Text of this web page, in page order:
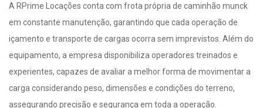
A RPrime Locações conta com frota própria de caminhão munck
em constante manutenção, garantindo que cada operação de
içamento e transporte de cargas ocorra sem imprevistos. Além do
equipamento, a empresa disponibiliza operadores treinados e
experientes, capazes de avaliar a melhor forma de movimentar a
carga considerando peso, dimensões e condições do terreno,
assegurando precisão e segurança em toda a operação.